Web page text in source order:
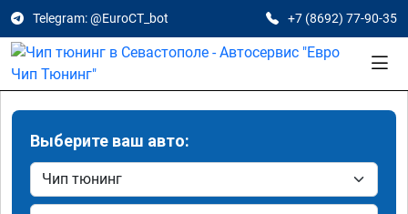
Telegram: @EuroCT_bot +7 (8692) 77-90-35
Выберите ваш авто: